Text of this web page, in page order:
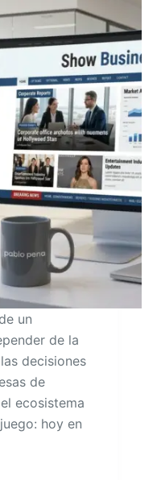
un
de la
decisiones
de
ecosistema
hoy en